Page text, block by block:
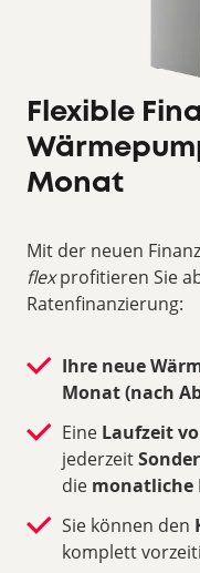
Flexible
Monat
Mit der neuen
flexprofitieren Sie
Ratenfinanzierung:
Ihre neue
Monat (nach
Eine Laufzeit
jederzeit
die monatliche
Sie können den
komplett